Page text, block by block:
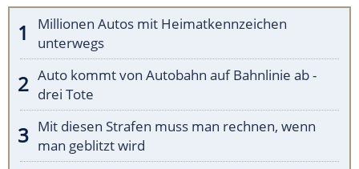
Millionen Autos mit Heimatkennzeichen
unterwegs
Auto kommt von Autobahn auf Bahnlinie ab -
drei Tote
Mit diesen Strafen muss man rechnen, wenn
man geblitzt wird